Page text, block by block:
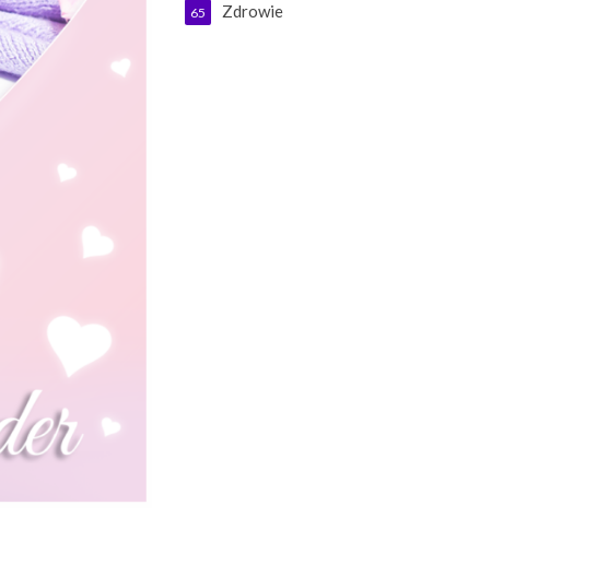
Zdrowie
65